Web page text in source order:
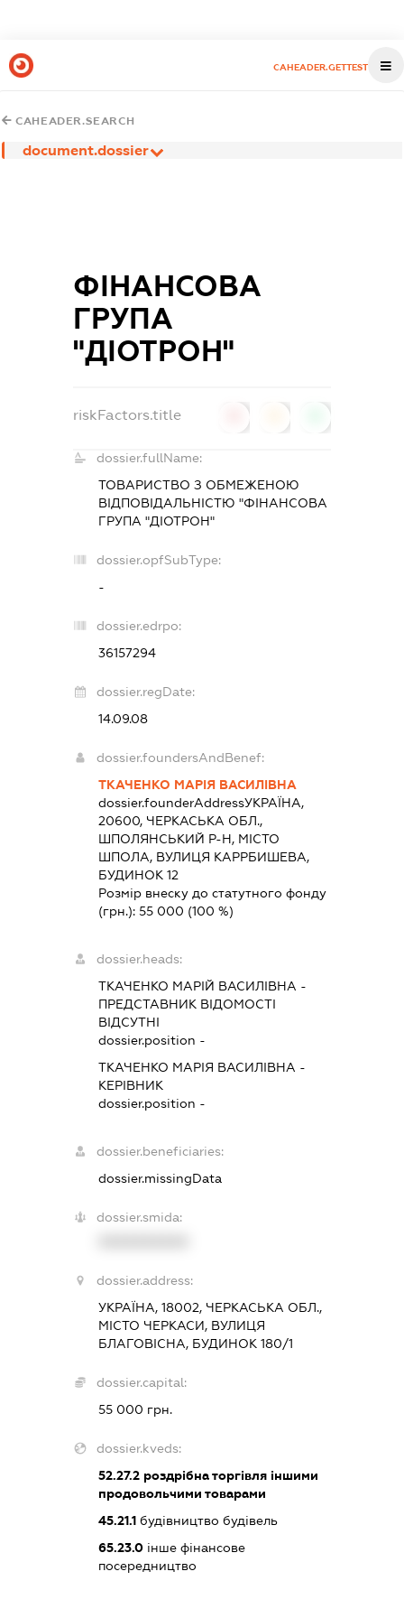
CAHEADER.GETTEST
CAHEADER.SEARCH
document.dossier
ФІНАНСОВА
ГРУПА
"ДІОТРОН"
riskFactors.title
dossier.fullName:
ТОВАРИСТВО З ОБМЕЖЕНОЮ
ВІДПОВІДАЛЬНІСТЮ "ФІНАНСОВА
ГРУПА "ДІОТРОН"
dossier.opfSubType:
-
dossier.edrpo:
36157294
dossier.regDate:
14.09.08
dossier.foundersAndBenef:
ТКАЧЕНКО МАРІЯ ВАСИЛІВНА
dossier.founderAddressУКРАЇНА,
20600, ЧЕРКАСЬКА ОБЛ.,
ШПОЛЯНСЬКИЙ Р-Н, МІСТО
ШПОЛА, ВУЛИЦЯ КАРРБИШЕВА,
БУДИНОК 12
Розмір внеску до статутного фонду
(грн.):55 000 (100 %)
dossier.heads:
ТКАЧЕНКО МАРІЙ ВАСИЛІВНА -
ПРЕДСТАВНИК ВІДОМОСТІ
ВІДСУТНІ
dossier.position -
ТКАЧЕНКО МАРІЯ ВАСИЛІВНА -
КЕРІВНИК
dossier.position -
dossier.beneficiaries:
dossier.missingData
dossier.smida:
dossier.address:
УКРАЇНА, 18002, ЧЕРКАСЬКА ОБЛ.,
МІСТО ЧЕРКАСИ, ВУЛИЦЯ
БЛАГОВІСНА, БУДИНОК 180/1
dossier.capital:
55 000 грн.
dossier.kveds:
52.27.2 роздрібна торгівля іншими
продовольчими товарами
45.21.1 будівництво будівель
65.23.0 інше фінансове
посередництво